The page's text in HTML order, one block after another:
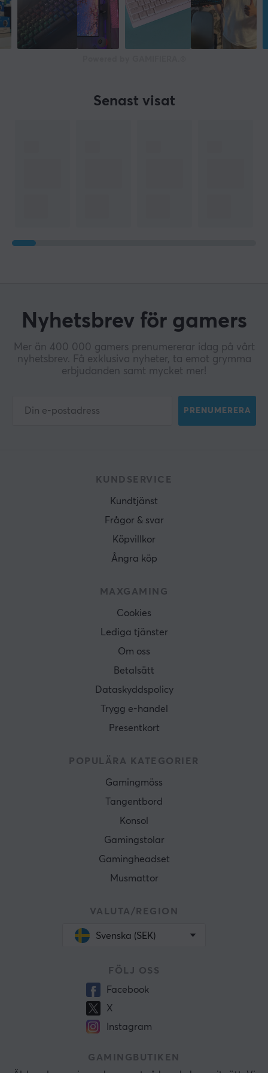
Senast visat
Nyhetsbrev för gamers
Mer än 400 000 gamers prenumererar idag på vårt
nyhetsbrev. Få exklusiva nyheter, ta emot grymma
erbjudanden samt mycket mer!
PRENUMERERA
KUNDSERVICE
Kundtjänst
Frågor & svar
Köpvillkor
Ångra köp
MAXGAMING
Cookies
Lediga tjänster
Om oss
Betalsätt
Dataskyddspolicy
Trygg e-handel
Presentkort
POPULÄRA KATEGORIER
Gamingmöss
Tangentbord
Konsol
Gamingstolar
Gamingheadset
Musmattor
VALUTA/REGION
Svenska (SEK)
FÖLJ OSS
Facebook
X
Instagram
GAMINGBUTIKEN